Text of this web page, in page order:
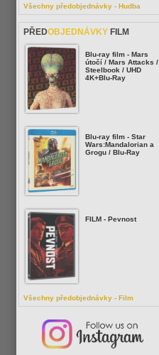
Všechny předobjednávky - Hudba
PŘEDOBJEDNÁVKY FILM
Blu-ray film - Mars
útočí / Mars Attacks /
Steelbook / UHD
4K+Blu-Ray
Blu-ray film - Star
Wars:Mandalorian a
Grogu / Blu-Ray
FILM - Pevnost
Všechny předobjednávky - Film